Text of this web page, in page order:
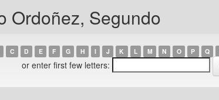
Ordoñez, Segundo
C D E F G H I J K L M N O P Q
or enter first few letters: